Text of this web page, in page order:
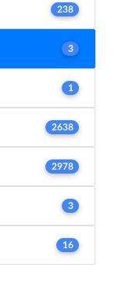
238
3
1
2638
2978
3
16